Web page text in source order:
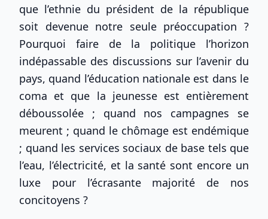
que l’ethnie du président de la république
soit devenue notre seule préoccupation ?
Pourquoi faire de la politique l’horizon
indépassable des discussions sur l’avenir du
pays, quand l’éducation nationale est dans le
coma et que la jeunesse est entièrement
déboussolée ; quand nos campagnes se
meurent ; quand le chômage est endémique
; quand les services sociaux de base tels que
l’eau, l’électricité, et la santé sont encore un
luxe pour l’écrasante majorité de nos
concitoyens ?